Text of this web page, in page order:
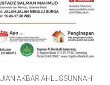
AKBAR AHLUSSUNNAH